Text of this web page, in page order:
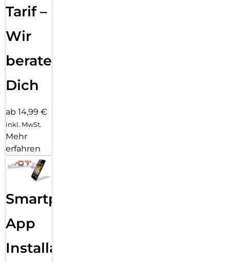
Tarif –
Wir
beraten
Dich
ab 14,99 €
inkl. MwSt.
Mehr
erfahren
Smartphone
App
Installation